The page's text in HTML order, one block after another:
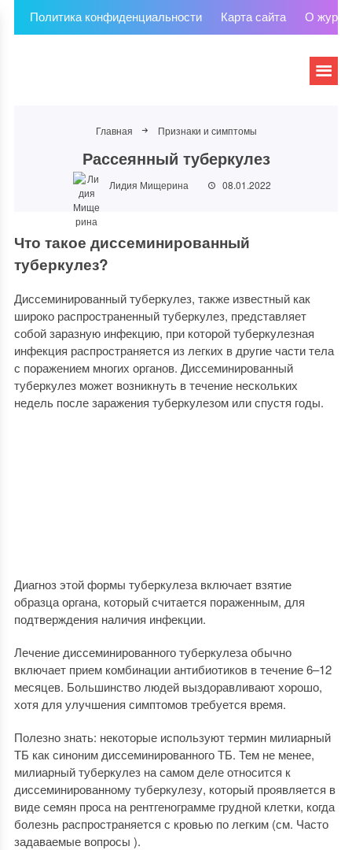
Политика конфиденциальности Карта сайта О
Главная Признаки и симптомы
Рассеянный туберкулез
Лидия Мищерина 08.01.2022
Что такое диссеминированный
туберкулез?
Диссеминированный туберкулез, также известный как
широко распространенный туберкулез, представляет
собой заразную инфекцию, при которой туберкулезная
инфекция распространяется из легких в другие части тела
с поражением многих органов. Диссеминированный
туберкулез может возникнуть в течение нескольких
недель после заражения туберкулезом или спустя годы.
Диагноз этой формы туберкулеза включает взятие
образца органа, который считается пораженным, для
подтверждения наличия инфекции.
Лечение диссеминированного туберкулеза обычно
включает прием комбинации антибиотиков в течение 6–12
месяцев. Большинство людей выздоравливают хорошо,
хотя для улучшения симптомов требуется время.
Полезно знать: некоторые используют термин милиарный
ТБ как синоним диссеминированного ТБ. Тем не менее,
милиарный туберкулез на самом деле относится к
диссеминированному туберкулезу, который проявляется в
виде семян проса на рентгенограмме грудной клетки, когда
болезнь распространяется с кровью по легким (см. Часто
задаваемые вопросы ).